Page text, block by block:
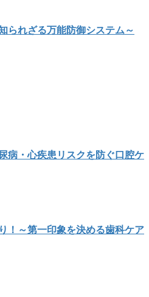
られざる万能防御システム～
病・心疾患リスクを防ぐ口腔ケ
！～第一印象を決める歯科ケア